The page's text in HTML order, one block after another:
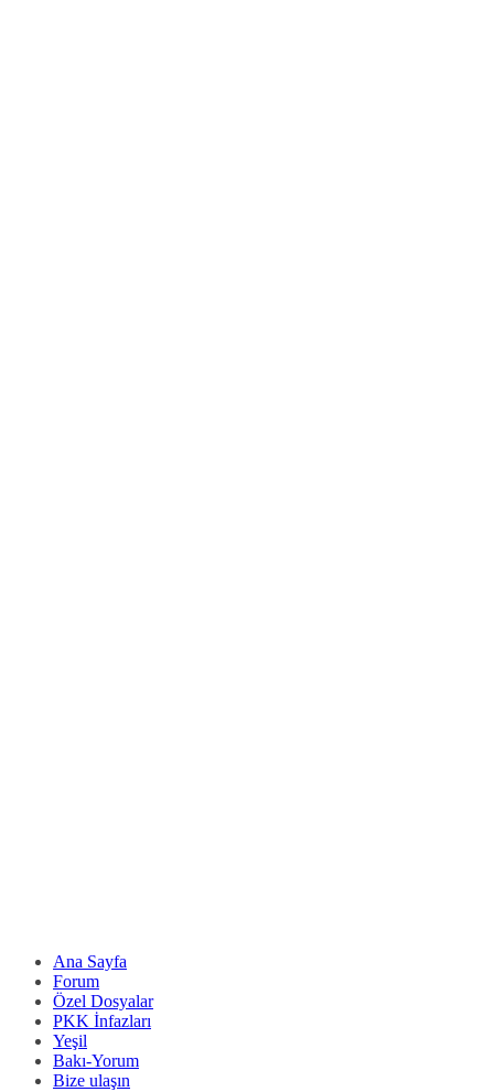
Ana Sayfa
Forum
Özel Dosyalar
PKK İnfazları
Yeşil
Bakı-Yorum
Bize ulaşın